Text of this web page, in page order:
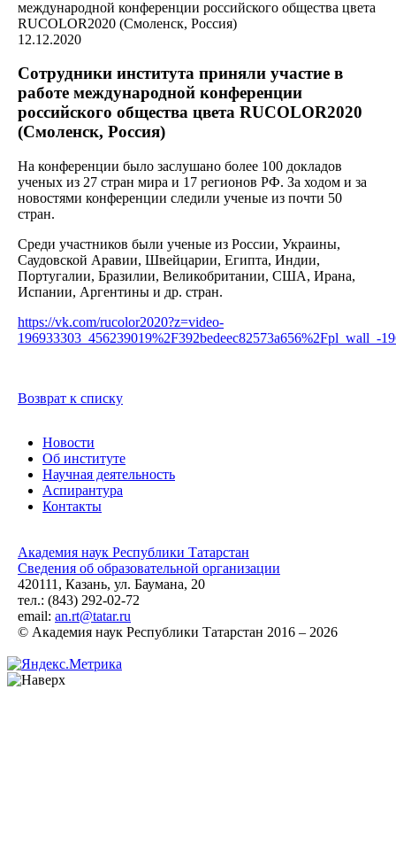
12.12.2020
Сотрудники института приняли участие в
работе международной конференции
российского общества цвета RUCOLOR2020
(Смоленск, Россия)
На конференции было заслушано более 100 докладов
ученых из 27 стран мира и 17 регионов РФ. За ходом и за
новостями конференции следили ученые из почти 50
стран.
Среди участников были ученые из России, Украины,
Саудовской Аравии, Швейцарии, Египта, Индии,
Португалии, Бразилии, Великобритании, США, Ирана,
Испании, Аргентины и др. стран.
https://vk.com/rucolor2020?z=video-
196933303_456239019%2F392bedeec82573a656%2Fpl_wall_-
Возврат к списку
Новости
Об институте
Научная деятельность
Аспирантура
Контакты
Академия наук Республики Татарстан
Сведения об образовательной организации
420111, Казань, ул. Баумана, 20
тел.: (843) 292-02-72
email: an.rt@tatar.ru
© Академия наук Республики Татарстан 2016 – 2026